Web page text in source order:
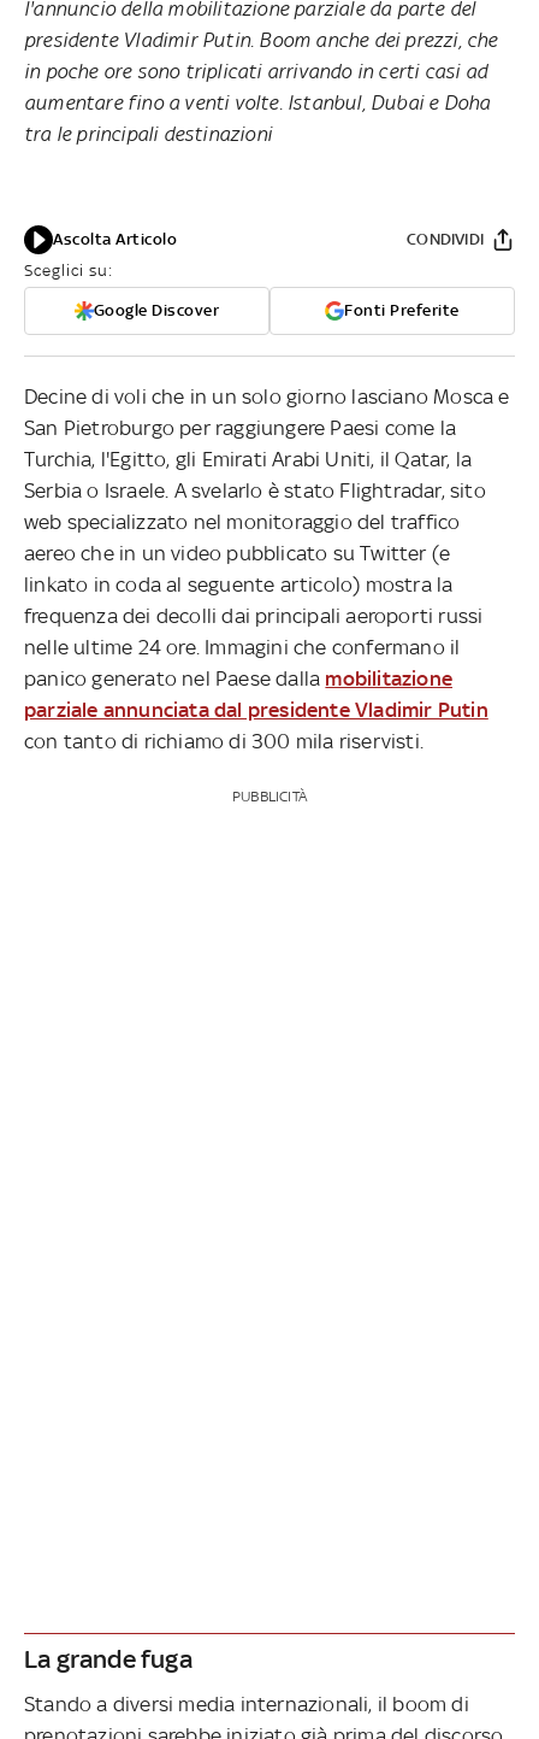
l'annuncio della mobilitazione parziale da parte del
presidente Vladimir Putin. Boom anche dei prezzi, che
in poche ore sono triplicati arrivando in certi casi ad
aumentare fino a venti volte. Istanbul, Dubai e Doha
tra le principali destinazioni
Ascolta Articolo
Sceglici su:
Google Discover Fonti Preferite
CONDIVIDI
Decine di voli che in un solo giorno lasciano Mosca e
San Pietroburgo per raggiungere Paesi come la
Turchia, l'Egitto, gli Emirati Arabi Uniti, il Qatar, la
Serbia o Israele. A svelarlo è stato Flightradar, sito
web specializzato nel monitoraggio del traffico
aereo che in un video pubblicato su Twitter (e
linkato in coda al seguente articolo) mostra la
frequenza dei decolli dai principali aeroporti russi
nelle ultime 24 ore. Immagini che confermano il
panico generato nel Paese dalla mobilitazione
parziale annunciata dal presidente Vladimir Putin
con tanto di richiamo di 300 mila riservisti.
PUBBLICITÀ
La grande fuga
Stando a diversi media internazionali, il boom di